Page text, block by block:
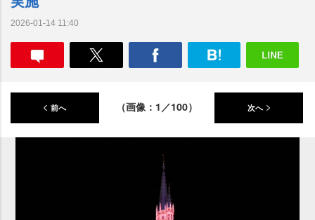
2026-01-14 11:40
前へ （画像：1／100） 次へ